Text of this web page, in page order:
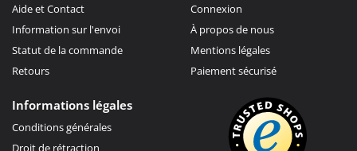
Aide et Contact
Information sur l'envoi
Statut de la commande
Retours
Connexion
À propos de nous
Mentions légales
Paiement sécurisé
Informations légales
Conditions générales
Droit de rétraction